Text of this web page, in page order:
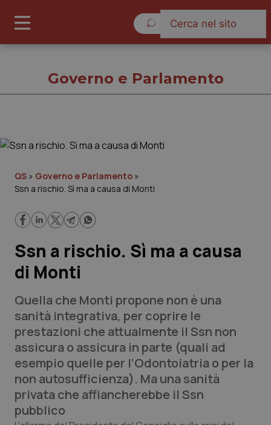
Cronache
Lavoro e Professioni
Scienza e Farmaci
Studi e Analisi
Lettere al direttore
Edizioni Regionali
Governo e Parlamento
QS » Governo e Parlamento »
Ssn a rischio. Sì ma a causa di Monti
Ssn a rischio. Sì ma a causa
di Monti
Quella che Monti propone non è una
sanità integrativa, per coprire le
prestazioni che attualmente il Ssn non
assicura o assicura in parte (quali ad
esempio quelle per l’Odontoiatria o per la
non autosufficienza). Ma una sanità
privata che affiancherebbe il Ssn
pubblico